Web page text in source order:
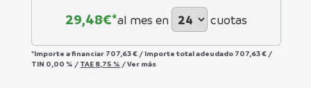
29,48€*al mes en cuotas
*Importe a financiar 707,63 € / Importe total adeudado 707,63 € /
TIN 0,00 % / TAE 8,75 % /Ver más